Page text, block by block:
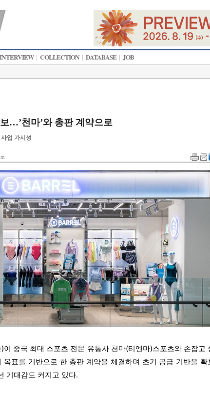
INTERVIEW | COLLECTION | DATABASE | JOB
…’천마’와 총판 계약으로
업 가시성
중국 최대 스포츠 전문 유통사 천마(티엔마)스포츠와 손잡고
표를 기반으로 한 총판 계약을 체결하며 초기 공급 기반을 확
기대감도 커지고 있다.